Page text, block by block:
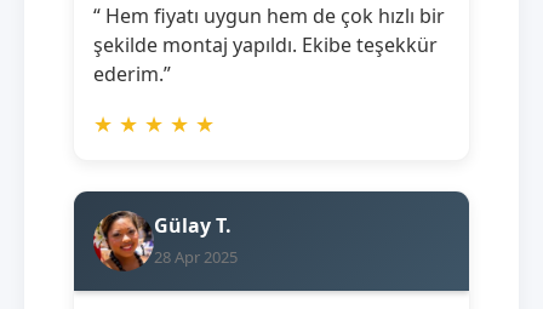
“ Hem fiyatı uygun hem de çok hızlı bir
şekilde montaj yapıldı. Ekibe teşekkür
ederim.”
★ ★ ★ ★ ★
Gülay T.
28 Apr 2025